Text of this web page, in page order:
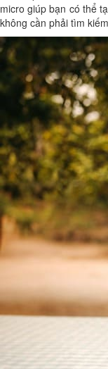
micro giúp bạn có thể
không cần phải tìm